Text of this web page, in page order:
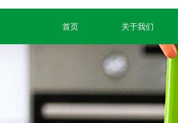
首页 关于我们